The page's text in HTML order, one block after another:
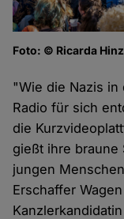
Foto: © Ricarda Hinz
"Wie die Nazis in
Radio für sich
die
gießt ihre braune
jungen
Erschaffer